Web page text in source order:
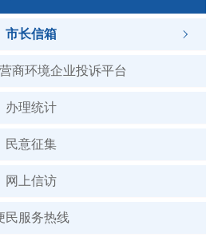
市长信箱
商环境企业投诉平台
办理统计
民意征集
网上信访
民服务热线